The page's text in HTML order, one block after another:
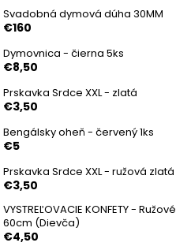
Svadobná dymová dúha 30MM
€160
Dymovnica - čierna 5ks
€8,50
Prskavka Srdce XXL - zlatá
€3,50
Bengálsky oheň - červený 1ks
€5
Prskavka Srdce XXL - ružová zlatá
€3,50
VYSTREĽOVACIE KONFETY - Ružové
60cm (Dievča)
€4,50